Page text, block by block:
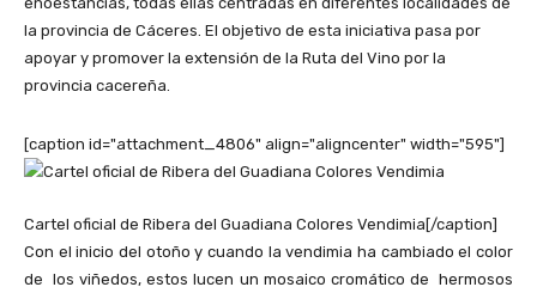
la provincia de Cáceres. El objetivo de esta iniciativa pasa por
apoyar y promover la extensión de la Ruta del Vino por la
provincia cacereña.
[caption id="attachment_4806" align="aligncenter" width="595"]
Cartel oficial de Ribera del Guadiana Colores Vendimia[/caption]
Con el inicio del otoño y cuando la vendimia ha cambiado el color
de los viñedos, estos lucen un mosaico cromático de hermosos